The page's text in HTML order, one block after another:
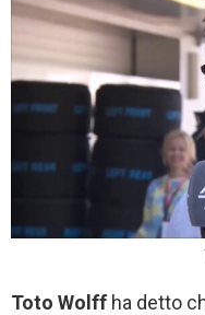
Toto Wolff ha detto